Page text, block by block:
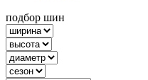
подбор шин